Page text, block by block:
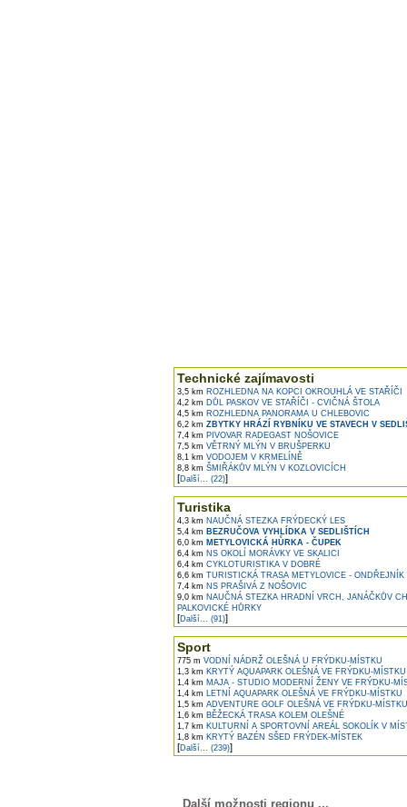
Technické zajímavosti
3,5 km ROZHLEDNA NA KOPCI OKROUHLÁ VE STAŘÍČI
4,2 km DŮL PASKOV VE STAŘÍČI - CVIČNÁ ŠTOLA
4,5 km ROZHLEDNA PANORAMA U CHLEBOVIC
6,2 km ZBYTKY HRÁZÍ RYBNÍKU VE STAVECH V
7,4 km PIVOVAR RADEGAST NOŠOVICE
7,5 km VĚTRNÝ MLÝN V BRUŠPERKU
8,1 km VODOJEM V KRMELÍNĚ
8,8 km ŠMIŘÁKŮV MLÝN V KOZLOVICÍCH
[Další... (22)]
Turistika
4,3 km NAUČNÁ STEZKA FRÝDECKÝ LES
5,4 km BEZRUČOVA VYHLÍDKA V SEDLIŠTÍCH
6,0 km METYLOVICKÁ HŮRKA - ČUPEK
6,4 km NS OKOLÍ MORÁVKY VE SKALICI
6,4 km CYKLOTURISTIKA V DOBRÉ
6,6 km TURISTICKÁ TRASA METYLOVICE - ONDŘEJNÍK
7,4 km NS PRAŠIVÁ Z NOŠOVIC
9,0 km NAUČNÁ STEZKA HRADNÍ VRCH, JANÁČKŮV
PALKOVICKÉ HŮRKY
[Další... (91)]
Sport
775 m VODNÍ NÁDRŽ OLEŠNÁ U FRÝDKU-MÍSTKU
1,3 km KRYTÝ AQUAPARK OLEŠNÁ VE FRÝDKU-MÍSTKU
1,4 km MAJA - STUDIO MODERNÍ ŽENY VE FRÝDKU-
1,4 km LETNÍ AQUAPARK OLEŠNÁ VE FRÝDKU-MÍSTKU
1,5 km ADVENTURE GOLF OLEŠNÁ VE FRÝDKU-MÍSTKU
1,6 km BĚŽECKÁ TRASA KOLEM OLEŠNÉ
1,7 km KULTURNÍ A SPORTOVNÍ AREÁL SOKOLÍK V
1,8 km KRYTÝ BAZÉN SŠED FRÝDEK-MÍSTEK
[Další... (239)]
Další možnosti regionu ...